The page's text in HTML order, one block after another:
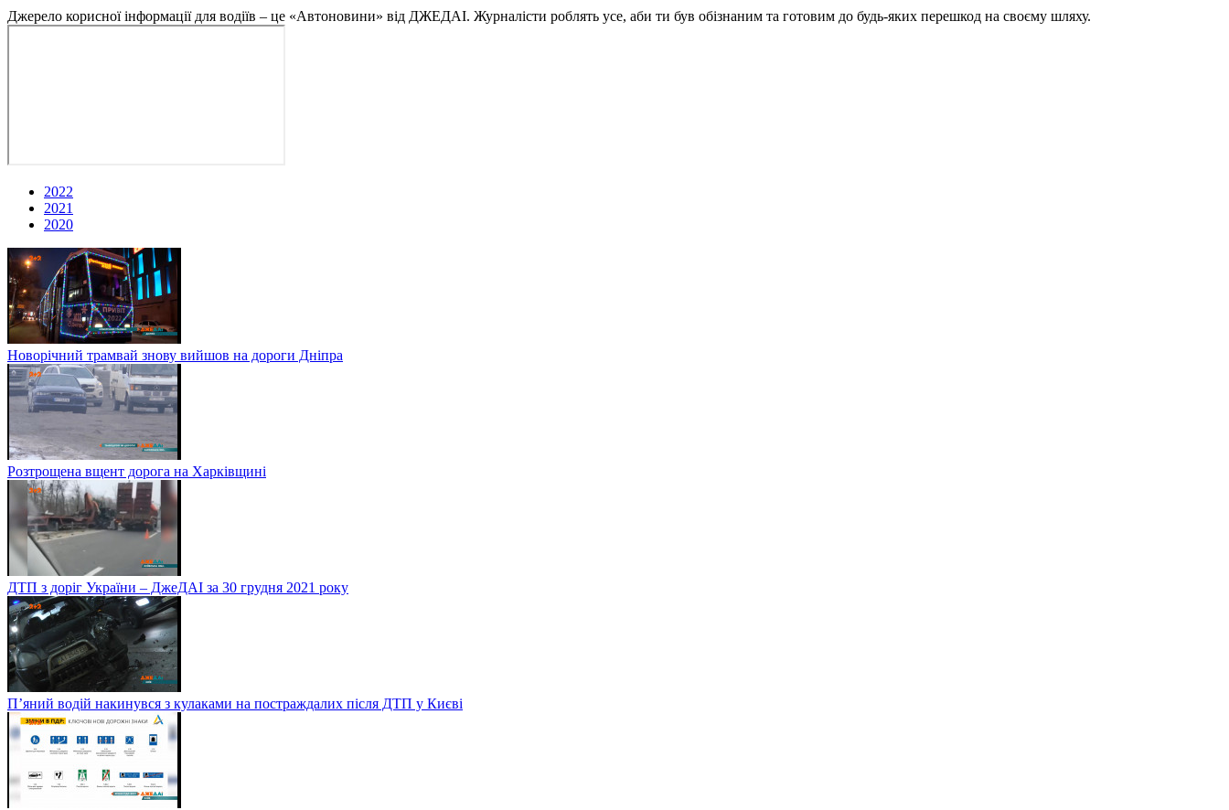
Джерело корисної інформації для водіїв – це «Автоновини» від ДЖЕДАІ. Журналісти роблять усе, аби ти був обізнаним та готовим до будь-яких перешкод на своєму шляху.
2022
2021
2020
Новорічний трамвай знову вийшов на дороги Дніпра
Розтрощена вщент дорога на Харківщині
ДТП з доріг України – ДжеДАІ за 30 грудня 2021 року
П’яний водій накинувся з кулаками на постраждалих після ДТП у Києві